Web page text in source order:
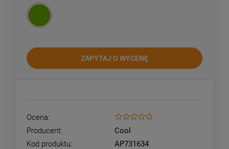
ZAPYTAJ O WYCENĘ
Ocena:
Producent:
Cool
Kod produktu:
AP731634